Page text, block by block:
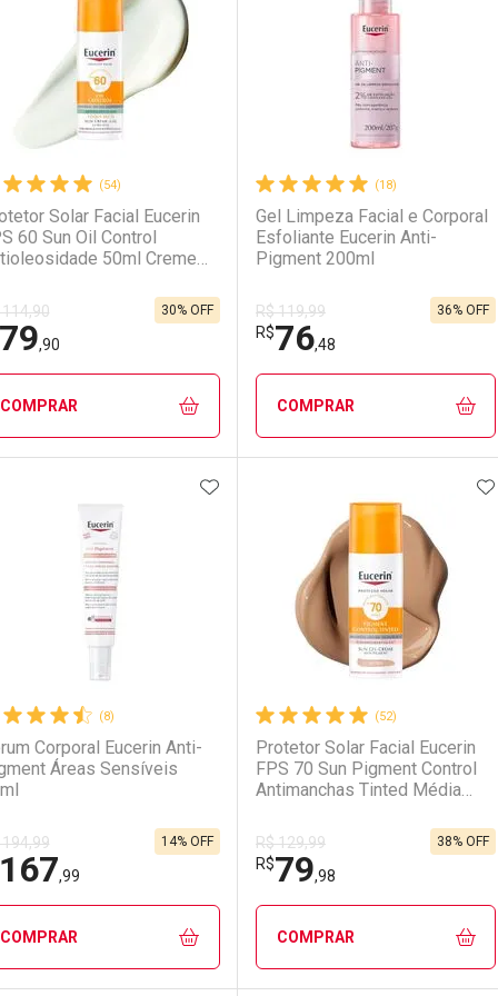
Ativar Desconto
Comprar sem Desconto
Menos
Comprar sem Desconto
Laboratório
Ativar Desconto
Comprar sem Desconto
Por Menos
Comprar sem Desconto
(54)
Solar Facial Eucerin
60 Sun Oil Control
50ml Creme
114,90
79,90
30% OFF
COMPRAR
FECHAR
Ativar Desconto
Comprar sem Desconto
FECHAR
Menos
Comprar sem Desconto
(18)
Gel Limpeza Facial e Corporal
Esfoliante Eucerin Anti-
Pigment 200ml
R$ 119,99
R$76,48
36% OFF
COMPRAR
Laboratório
Ativar Desconto
Comprar sem Desconto
Por Menos
Comprar sem Desconto
(8)
Corporal Eucerin Anti-
Áreas Sensíveis
194,99
167,99
14% OFF
ADICIONAR AOS FAVORITOS
COMPRAR
(52)
Protetor Solar Facial Eucerin
FPS 70 Sun Pigment Control
Antimanchas Tinted Média
R$ 129,99
R$79,98
38% OFF
COMPRAR